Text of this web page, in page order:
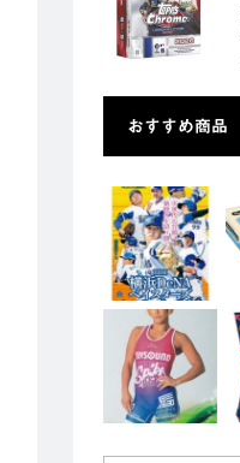
おすすめ商品